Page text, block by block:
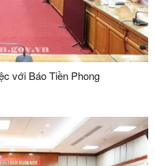
với Báo Tiền Phong